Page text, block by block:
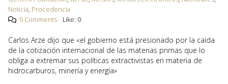
Noticia, Procedencia
0 Comments
Like: 0
Carlos Arze dijo que «el gobierno está presionado por la caída
de la cotización internacional de las materias primas que lo
obliga a extremar sus políticas extractivistas en materia de
hidrocarburos, minería y energía»